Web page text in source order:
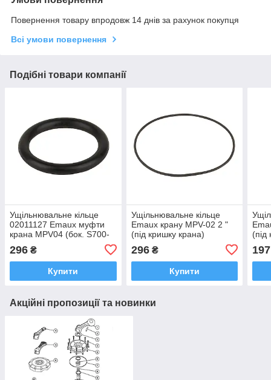
Повернення товару впродовж 14 днів за рахунок покупця
Всі умови повернення
Подібні товари компанії
Ущільнювальне кільце
02011127 Emaux муфти
крана MPV04 (бок. S700-
296 ₴
Купити
Ущільнювальне кільце
Emaux крану MPV-02 2 "
(під кришку крана)
296₴
Купити
(під
197
Акційні пропозиції та новинки